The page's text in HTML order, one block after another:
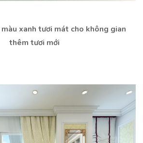
xanh tươi mát cho không gian
thêm tươi mới